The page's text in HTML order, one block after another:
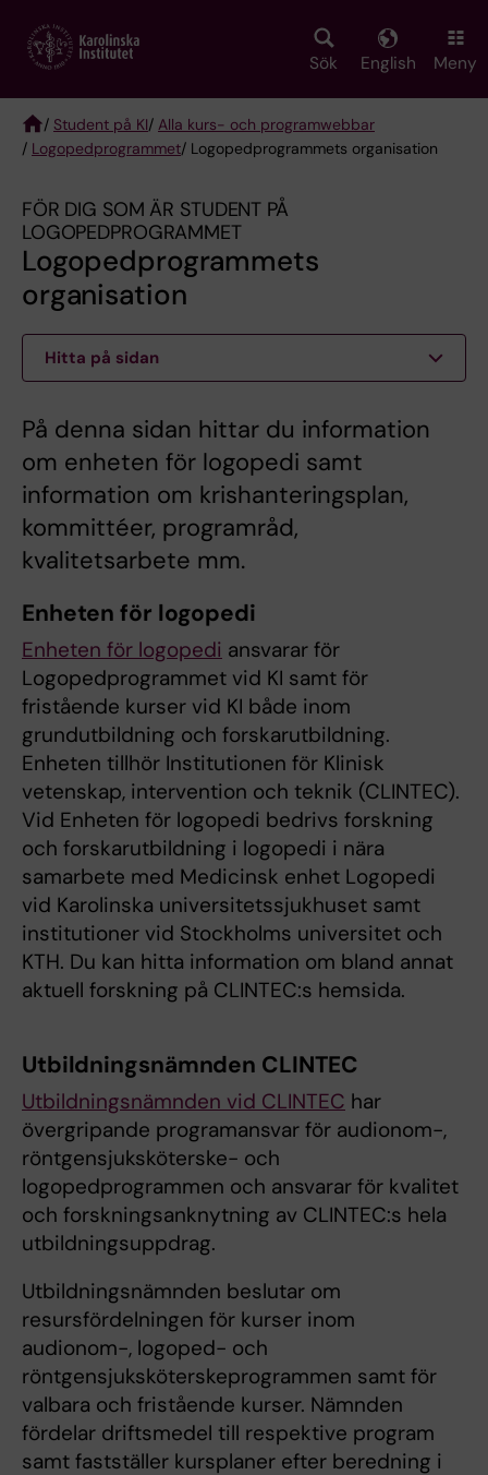
main
Sök English Meny
Breadcrumb
/ Student på KI/ Alla kurs- och programwebbar
/ Logopedprogrammet/ Logopedprogrammets organisation
FÖR DIG SOM ÄR STUDENT PÅ
LOGOPEDPROGRAMMET
Logopedprogrammets
organisation
Hitta på sidan
På denna sidan hittar du information
om enheten för logopedi samt
information om krishanteringsplan,
kommittéer, programråd,
kvalitetsarbete mm.
Enheten för logopedi
Enheten för logopedi ansvarar för
Logopedprogrammet vid KI samt för
fristående kurser vid KI både inom
grundutbildning och forskarutbildning.
Enheten tillhör Institutionen för Klinisk
vetenskap, intervention och teknik (CLINTEC).
Vid Enheten för logopedi bedrivs forskning
och forskarutbildning i logopedi i nära
samarbete med Medicinsk enhet Logopedi
vid Karolinska universitetssjukhuset samt
institutioner vid Stockholms universitet och
KTH. Du kan hitta information om bland annat
aktuell forskning på CLINTEC:s hemsida.
Utbildningsnämnden CLINTEC
Utbildningsnämnden vid CLINTEC har
övergripande programansvar för audionom-,
röntgensjuksköterske- och
logopedprogrammen och ansvarar för kvalitet
och forskningsanknytning av CLINTEC:s hela
utbildningsuppdrag.
Utbildningsnämnden beslutar om
resursfördelningen för kurser inom
audionom-, logoped- och
röntgensjuksköterskeprogrammen samt för
valbara och fristående kurser. Nämnden
fördelar driftsmedel till respektive program
samt fastställer kursplaner efter beredning i